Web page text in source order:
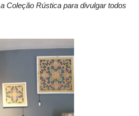
Coleção Rústica para divulgar todos